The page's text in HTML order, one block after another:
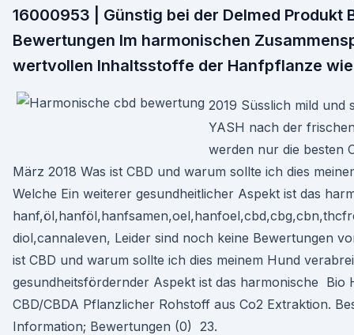
16000953 | Günstig bei der Delmed Produkt
Bewertungen Im harmonischen
wertvollen Inhaltsstoffe der Hanfpflanze
2019 Süsslich mild und
YASH nach der
werden nur die besten
März 2018 Was ist CBD und warum sollte ich dies
Welche Ein weiterer gesundheitlicher Aspekt ist das
diol,cannaleven, Leider sind noch keine Bewertungen
ist CBD und warum sollte ich dies meinem Hund
gesundheitsfördernder Aspekt ist das harmonische Bio
CBD/CBDA Pflanzlicher Rohstoff aus Co2 Extraktion.
Information; Bewertungen (0) 23.